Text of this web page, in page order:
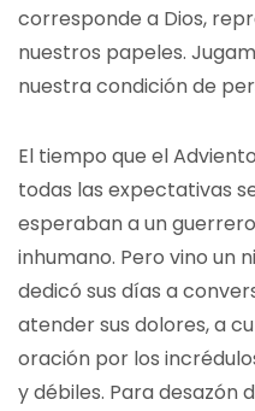
corresponde a Dios,
nuestros papeles.
nuestra condición de
El tiempo que el
todas las expectativas
esperaban a un
inhumano. Pero vino un
dedicó sus días a
atender sus dolores, a
oración por los
y débiles. Para desazón